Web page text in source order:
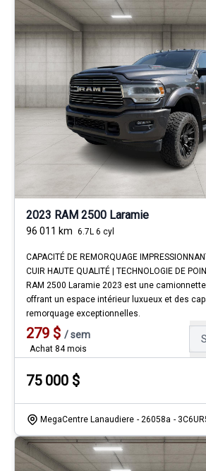
2023 RAM 2500 Laramie
96 011 km 6.7L 6 cyl
CAPACITÉ DE REMORQUAGE
CUIR HAUTE QUALITÉ | TECHNOLOGIE DE
RAM 2500 Laramie 2023 est une
offrant un espace intérieur luxueux et des
remorquage exceptionnelles.
279 $ /sem
Achat 84 mois
75 000 $
MegaCentre Lanaudiere - 26058a -